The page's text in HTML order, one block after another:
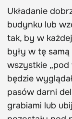
Układanie
budynku lub
tak, by w
były w tę
wszystkie „pod
będzie
pasów darni
grabiami lub